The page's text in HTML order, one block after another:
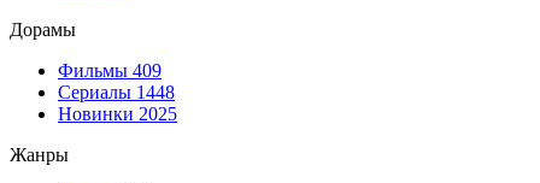
Дорамы
Фильмы 409
Сериалы 1448
Новинки 2025
Жанры